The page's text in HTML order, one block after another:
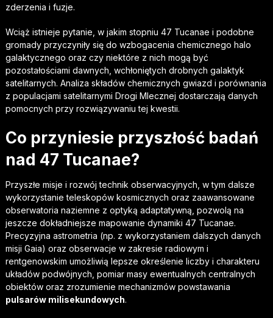
zderzenia i fuzje.
Wciąż istnieje pytanie, w jakim stopniu 47 Tucanae i podobne
gromady przyczyniły się do wzbogacenia chemicznego halo
galaktycznego oraz czy niektóre z nich mogą być
pozostałościami dawnych, wchłoniętych drobnych galaktyk
satelitarnych. Analiza składów chemicznych gwiazd i porównania
z populacjami satelitarnymi Drogi Mlecznej dostarczają danych
pomocnych przy rozwiązywaniu tej kwestii.
Co przyniesie przyszłość badań
nad 47 Tucanae?
Przyszłe misje i rozwój technik obserwacyjnych, w tym dalsze
wykorzystanie teleskopów kosmicznych oraz zaawansowane
obserwatoria naziemne z optyką adaptatywną, pozwolą na
jeszcze dokładniejsze mapowanie dynamiki 47 Tucanae.
Precyzyjna astrometria (np. z wykorzystaniem dalszych danych
misji Gaia) oraz obserwacje w zakresie radiowym i
rentgenowskim umożliwią lepsze określenie liczby i charakteru
układów podwójnych, pomiar masy ewentualnych centralnych
obiektów oraz zrozumienie mechanizmów powstawania
pulsarów milisekundowych.